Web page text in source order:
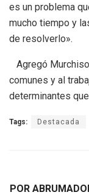
es un problema
mucho tiempo y
de resolverlo».
Agregó
comunes y al
determinantes
Tags: Destacada
POR